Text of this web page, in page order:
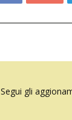
Segui gli